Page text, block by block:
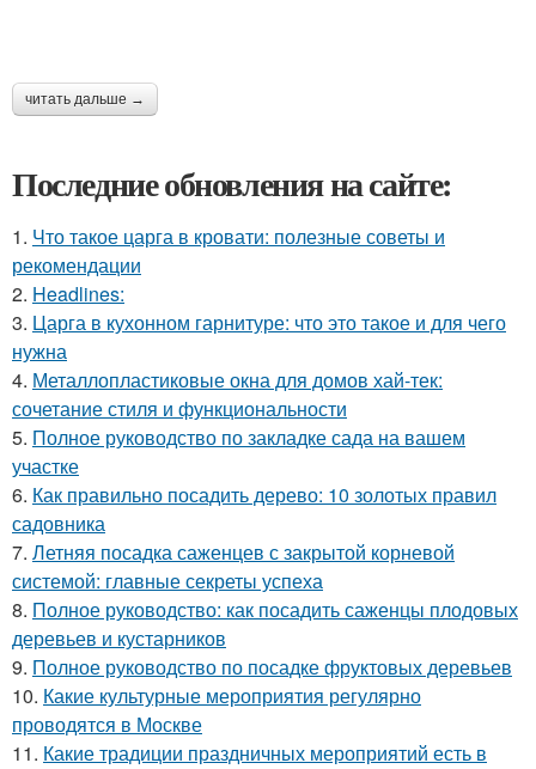
читать дальше →
Последние обновления на сайте:
1. Что такое царга в кровати: полезные советы и
рекомендации
2. Headlines:
3. Царга в кухонном гарнитуре: что это такое и для чего
нужна
4. Металлопластиковые окна для домов хай-тек:
сочетание стиля и функциональности
5. Полное руководство по закладке сада на вашем
участке
6. Как правильно посадить дерево: 10 золотых правил
садовника
7. Летняя посадка саженцев с закрытой корневой
системой: главные секреты успеха
8. Полное руководство: как посадить саженцы плодовых
деревьев и кустарников
9. Полное руководство по посадке фруктовых деревьев
10. Какие культурные мероприятия регулярно
проводятся в Москве
11. Какие традиции праздничных мероприятий есть в